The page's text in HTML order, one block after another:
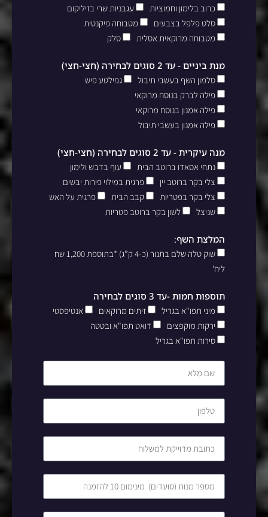
כרוב בלימון וחמוציות
עגבניות שרי בזיליקום
סלט פלפל בצבעים
מטבוחה פיקנטית
מטבוחה מרוקאית אסלית
סלק
מנת ביניים - עד 2 סוגים לבחירה (חצי-חצי)
סלמון השף בעשבי תיבול
גפילטע פיש
פילה לברק בנוסח מרוקאי
פילה אמנון בנוסח מרוקאי
פילה אמנון בעשבי תיבול
מנה עיקרית - עד 2 סוגים לבחירה (חצי-חצי)
נתחי אסאדו ברוטב הבית
עוף בדבש ולימון
צלי בקר ברוטב יין
פרגית במילוי פירות יבשים
צלי בקר בפטריות
קבב הבית
פרגית על האש
שניצל
לשון בקר ברוטב פטריות
המלצת השף:
שוק טלה שלם בתנור (כ-4 ק”ג) *בתוספת 1,200 שח
ליח’
תוספות חמות -עד 3 סוגים לבחירה
מיני תפו"א בגריל זיתים מרוקאים
אנטיפסטי
ירקות מוקפצים
דואט תפו"א ובטטה
סירות תפו"א בגריל